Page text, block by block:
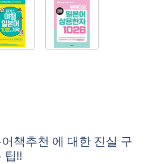
책추천 에 대한 진실 구
팁!!